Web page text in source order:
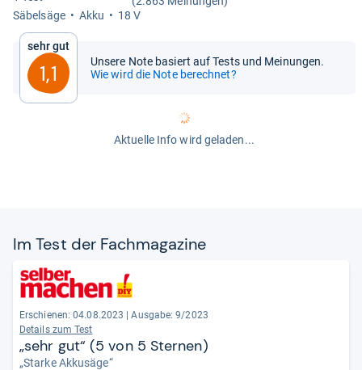
Säbel­säge
Akku 18 V
Sehr gut
1,1
Unsere Note basiert auf Tests und Meinungen.
Wie wird die Note berechnet?
Aktuelle Info wird geladen...
Im Test der Fach­ma­ga­zine
Erschienen: 04.08.2023
Ausgabe: 9/2023
Details zum Test
„sehr gut“ (5 von 5 Sternen)
„Starke Akkusäge“